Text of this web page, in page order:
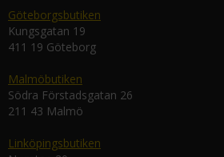
Göteborgsbutiken
Kungsgatan 19
411 19 Göteborg
Malmöbutiken
Södra Förstadsgatan 26
211 43 Malmö
Linköpingsbutiken